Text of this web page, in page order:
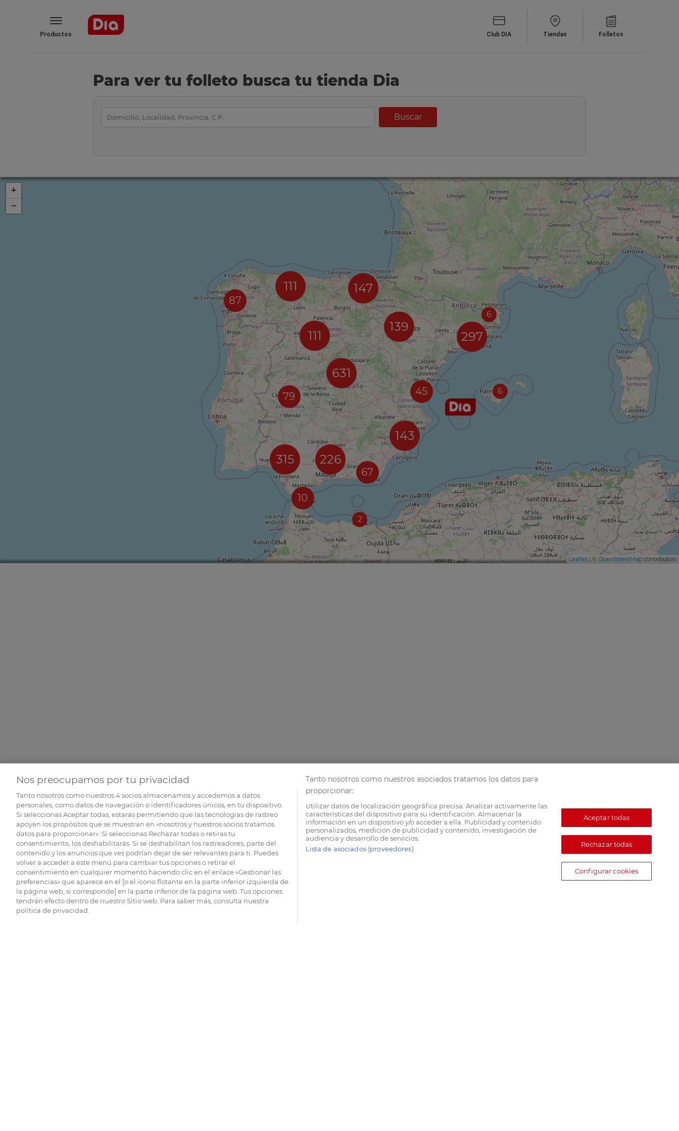
Productos Club DIA Tiendas Folletos
Para ver tu folleto busca tu tienda Dia
87
111 147
2
6
111
79
631
10
226
315
6
139
297
67
45
143
+
−
Leaflet | © OpenStreetMapcontributors
Nos preocupamos por tu privacidad
Tanto nosotros como nuestros4socios almacenamos y accedemos a datos
personales, como datos de navegación o identificadores únicos, en tu dispositivo.
Si seleccionas Aceptar todas, estarás permitiendo que las tecnologías de rastreo
apoyen los propósitos que se muestran en «nosotros y nuestros socios tratamos
datos para proporcionar». Si seleccionas Rechazar todas o retiras tu
consentimiento, los deshabilitarás. Si se deshabilitan los rastreadores, parte del
contenido y los anuncios que ves podrían dejar de ser relevantes para ti. Puedes
volver a acceder a este menú para cambiar tus opciones o retirar el
consentimiento en cualquier momento haciendo clic en el enlace «Gestionar las
preferencias» que aparece en el [o el ícono flotante en la parte inferior izquierda de
la página web, si corresponde] en la parte inferior de la página web. Tus opciones
tendrán efecto dentro de nuestro Sitio web. Para saber más, consulta nuestra
política de privacidad.
Tanto nosotros como nuestros asociados tratamos los datos para
proporcionar:
Utilizar datos de localización geográfica precisa. Analizar activamente las
características del dispositivo para su identificación. Almacenar la
información en un dispositivo y/o acceder a ella. Publicidad y contenido
personalizados, medición de publicidad y contenido, investigación de
audiencia y desarrollo de servicios.
Lista de asociados (proveedores)
Aceptar todas
Rechazar todas
Configurar cookies